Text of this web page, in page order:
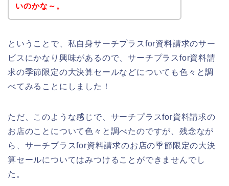
いのかな～。
ということで、私自身サーチプラスfor資料請求のサー
ビスにかなり興味があるので、サーチプラスfor資料請
求の季節限定の大決算セールなどについても色々と調
べてみることにしました！
ただ、このような感じで、サーチプラスfor資料請求の
お店のことについて色々と調べたのですが、残念なが
ら、サーチプラスfor資料請求のお店の季節限定の大決
算セールについてはみつけることができませんでし
た。